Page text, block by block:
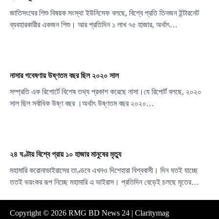
জাতিসংঘের শিশু বিষয়ক সংস্থা ইউনিসেফ বলছে, বিশ্বে প্রতি তিনজন ইন্টারনেট
ব্যবহারকারীর একজন শিশু। আর প্রতিদিন ১ লাখ ৭৫ হাজার, অর্থাৎ…
নাসার গবেষণায় উষ্ণতম বছর ছিল ২০২০ সাল
সম্প্রতি এক রিপোর্টে বিশেষ তথ্য প্রকাশ করেছে নাসা।যে রিপোর্ট বলছে, ২০২০
সাল ছিল সর্বাধিক উষ্ণ বছর ।অর্থাৎ উষ্ণতম বছর ২০২০…
২৪ ঘণ্টায় বিশ্বে প্রায় ১০ হাজার মানুষের মৃত্যু
মহামারি করোনাভাইরাসের তাণ্ডবে এখনও দিশেহারা বিশ্ববাসী। দিন যতই যাচ্ছে
ততই ভয়ংকর রূপ নিচ্ছে মহামারি এ ভাইরাস। প্রতিদিন বেড়েই চলছে মৃতের…
Copyright © 2026 RMG BD News 24 | Claritymag